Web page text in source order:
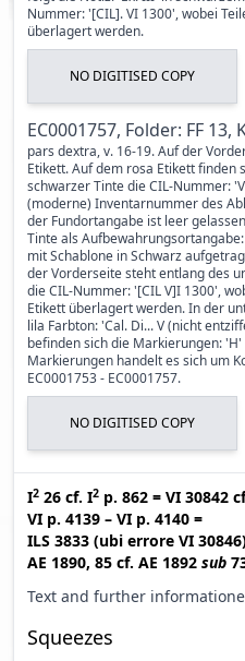
Nummer: '[CIL]. VI 1300', wobei
überlagert werden.
NO DIGITISED COPY
EC0001757, Folder: FF 13,
pars dextra, v. 16-19. Auf der
Etikett. Auf dem rosa Etikett finden
schwarzer Tinte die CIL-Nummer:
(moderne) Inventarnummer des
der Fundortangabe ist leer
Tinte als
mit Schablone in Schwarz
der Vorderseite steht entlang des
die CIL-Nummer: '[CIL V]I 1300',
Etikett überlagert werden. In der
lila Farbton: 'Cal. Di... V (nicht
befinden sich die Markierungen:
Markierungen handelt es sich um
EC0001753 - EC0001757.
NO DIGITISED COPY
I2 26 cf. I2 p. 862 = VI 30842
VI p. 4139 – VI p. 4140 =
ILS 3833 (ubi errore VI 30846
AE 1890, 85 cf. AE 1892 sub
Text and further
Squeezes